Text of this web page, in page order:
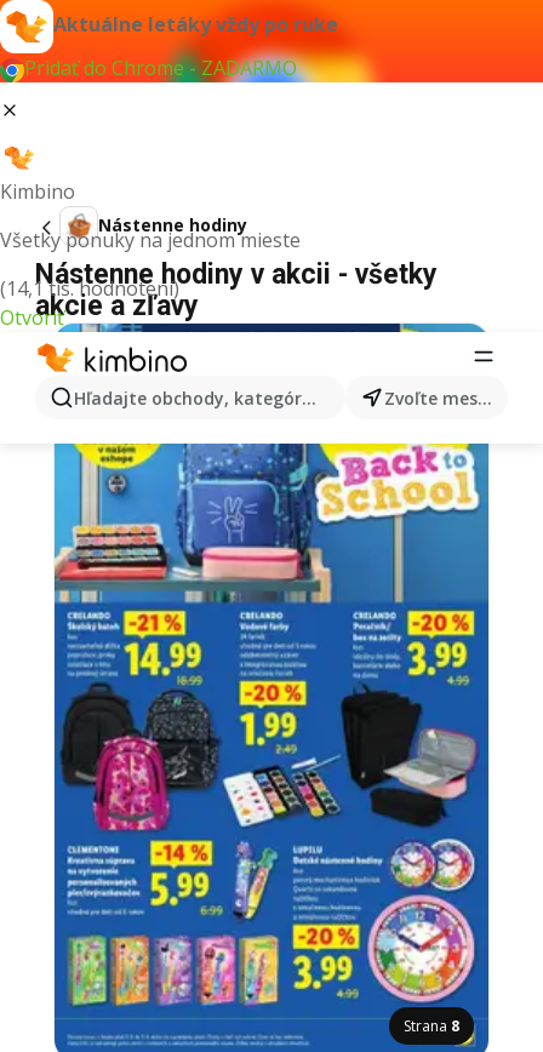
Aktuálne letáky vždy po ruke
Pridať do Chrome - ZADARMO
Kimbino
Všetky ponuky na jednom mieste
(14,1 tis. hodnotení)
Otvoriť
Hľadajte obchody, kategórie, produkty... Zvoľte mesto
Nástenne hodiny
Nástenne hodiny v akcii - všetky
akcie a zľavy
Strana 8